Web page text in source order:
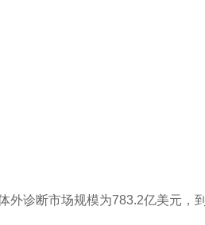
外诊断市场规模为783.2亿美元，到